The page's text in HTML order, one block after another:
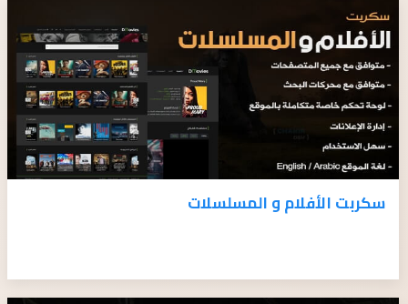
سكربت الأفلام و المسلسلات